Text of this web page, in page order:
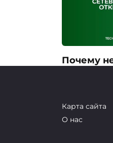
Почему
открывается
Карта сайта
О нас